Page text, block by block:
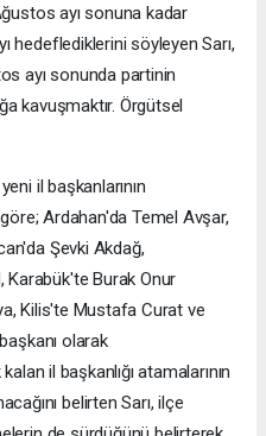
ayı sonuna kadar
hedeflediklerini söyleyen Sarı,
ayı sonunda partinin
kavuşmaktır. Örgütsel
il başkanlarının
Ardahan'da Temel Avşar,
Şevki Akdağ,
Burak Onur
Kilis'te Mustafa Curat ve
olarak
il başkanlığı atamalarının
belirten Sarı, ilçe